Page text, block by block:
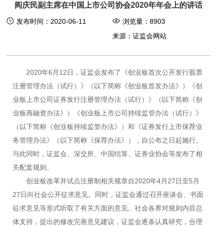
阎庆民副主席在中国上市公司协会2020年年会上的讲话
发布时间：2020-06-11 浏览量：8903
来源：证监会网站
2020年6月12日，证监会发布了《创业板首次公开发行股票
注册管理办法（试行）》（以下简称《创业板首发办法》）《创
业板上市公司证券发行注册管理办法（试行）》（以下简称《创
业板再融资办法》）《创业板上市公司持续监管办法（试行）》
（以下简称《创业板持续监管办法》）和《证券发行上市保荐业
务管理办法》（以下简称《保荐办法》），自公布之日起施行。
与此同时，证监会、深交所、中国结算、证券业协会等发布了相
关配套规则。
创业板改革并试点注册制相关规章自2020年4月27日至5月
27日向社会公开征求意见。同时，证监会通过召开座谈会、书面
征求意见等形式听取了有关方面的意见。社会各界对规则内容总
体支持，提出的修改完善意见建议，证监会逐条认真研究，合理